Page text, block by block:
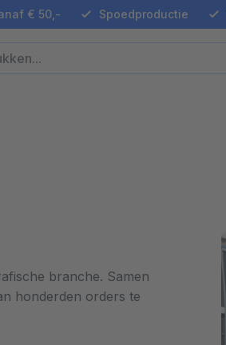
€ 50,- Spoedproductie
branche. Samen
honderden orders te